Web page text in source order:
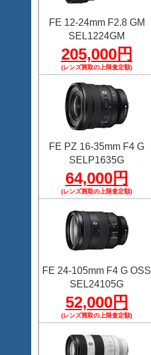
FE 12-24mm F2.8 GM
SEL1224GM
205,000円
(レンズ買取の上限査定額)
FE PZ 16-35mm F4 G
SELP1635G
64,000円
(レンズ買取の上限査定額)
FE 24-105mm F4 G OSS
SEL24105G
52,000円
(レンズ買取の上限査定額)